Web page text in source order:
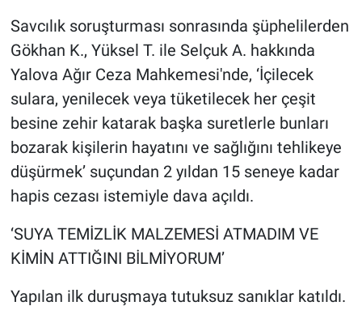
Savcılık soruşturması sonrasında şüphelilerden
Gökhan K., Yüksel T. ile Selçuk A. hakkında
Yalova Ağır Ceza Mahkemesi'nde, ‘İçilecek
sulara, yenilecek veya tüketilecek her çeşit
besine zehir katarak başka suretlerle bunları
bozarak kişilerin hayatını ve sağlığını tehlikeye
düşürmek’ suçundan 2 yıldan 15 seneye kadar
hapis cezası istemiyle dava açıldı.
‘SUYA TEMİZLİK MALZEMESİ ATMADIM VE
KİMİN ATTIĞINI BİLMİYORUM’
Yapılan ilk duruşmaya tutuksuz sanıklar katıldı.